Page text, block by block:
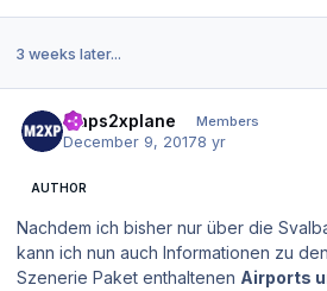
3 weeks later...
maps2xplane Members
December 9, 20178 yr
AUTHOR
Nachdem ich bisher nur über die
kann ich nun auch Informationen zu
Szenerie Paket enthaltenen Airports